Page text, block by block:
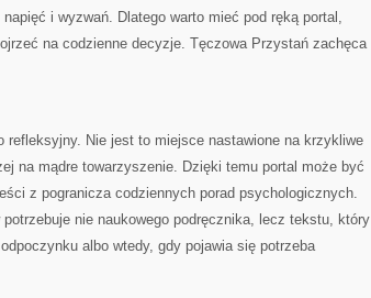
i wyzwań. Dlatego warto mieć pod ręką portal,
na codzienne decyzje. Tęczowa Przystań zachęca
refleksyjny. Nie jest to miejsce nastawione na krzykliwe
na mądre towarzyszenie. Dzięki temu portal może być
z pogranicza codziennych porad psychologicznych.
nie naukowego podręcznika, lecz tekstu, który
albo wtedy, gdy pojawia się potrzeba